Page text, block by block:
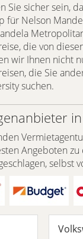
Sie sicher sein,
für Nelson
die von
wir Ihnen nicht
die Sie
suchen.
Angeboten
selbst